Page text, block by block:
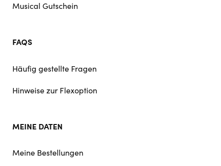
Musical Gutschein
FAQS
Häufig gestellte Fragen
Hinweise zur Flexoption
MEINE DATEN
Meine Bestellungen